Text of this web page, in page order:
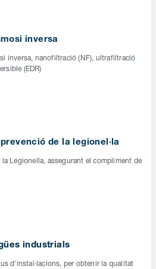
inversa
inversa, nanofiltració (NF), ultrafiltració
(EDR)
de la legionel·la
Legionella, assegurant el compliment de
industrials
d'instal·lacions, per obtenir la qualitat